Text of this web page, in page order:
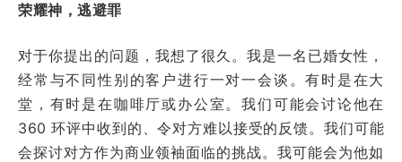
荣耀神，逃避罪
对于你提出的问题，我想了很久。我是一名已婚女性，
经常与不同性别的客户进行一对一会谈。有时是在大
堂，有时是在咖啡厅或办公室。我们可能会讨论他在
360 环评中收到的、令对方难以接受的反馈。我们可能
会探讨对方作为商业领袖面临的挑战。我可能会为他如